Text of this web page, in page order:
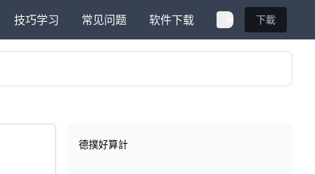
技巧学习 常见问题 软件下载 下載
德撲好算計